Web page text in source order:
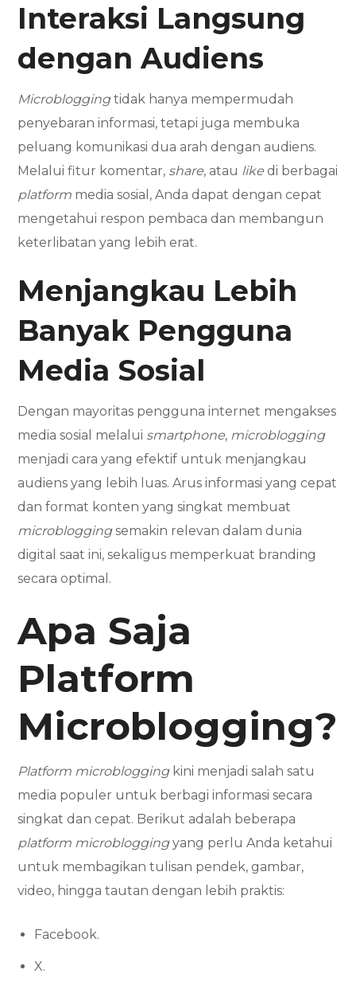
Interaksi Langsung
dengan Audiens
Microbloggingtidak hanya mempermudah
penyebaran informasi, tetapi juga membuka
peluang komunikasi dua arah dengan audiens.
Melalui fitur komentar, share, atau like di berbagai
platform media sosial, Anda dapat dengan cepat
mengetahui respon pembaca dan membangun
keterlibatan yang lebih erat.
Menjangkau Lebih
Banyak Pengguna
Media Sosial
Dengan mayoritas pengguna internet mengakses
media sosial melalui smartphone, microblogging
menjadi cara yang efektif untuk menjangkau
audiens yang lebih luas. Arus informasi yang cepat
dan format konten yang singkat membuat
microbloggingsemakin relevan dalam dunia
digital saat ini, sekaligus memperkuat branding
secara optimal.
Apa Saja
Platform
Microblogging?
Platform microbloggingkini menjadi salah satu
media populer untuk berbagi informasi secara
singkat dan cepat. Berikut adalah beberapa
platform microbloggingyang perlu Anda ketahui
untuk membagikan tulisan pendek, gambar,
video, hingga tautan dengan lebih praktis:
Facebook.
X.